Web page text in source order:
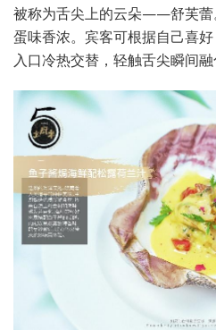
被称为舌尖上的云朵——舒芙蕾
蛋味香浓。宾客可根据自己喜好
入口冷热交替，轻触舌尖瞬间